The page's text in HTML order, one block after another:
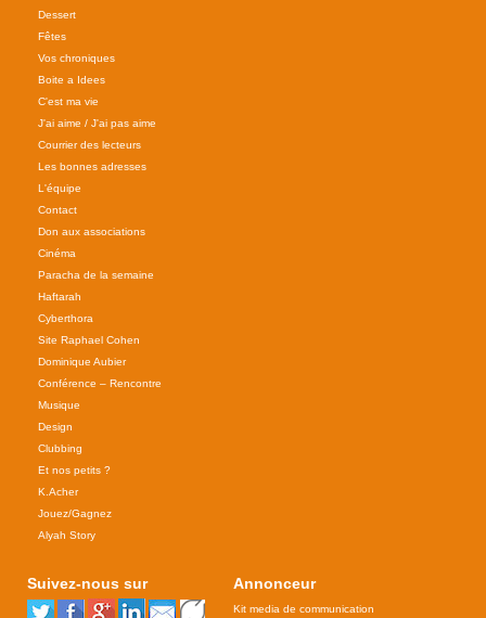
Dessert
Fêtes
Vos chroniques
Boite a Idees
C'est ma vie
J'ai aime / J'ai pas aime
Courrier des lecteurs
Les bonnes adresses
L'équipe
Contact
Don aux associations
Cinéma
Paracha de la semaine
Haftarah
Cyberthora
Site Raphael Cohen
Dominique Aubier
Conférence – Rencontre
Musique
Design
Clubbing
Et nos petits ?
K.Acher
Jouez/Gagnez
Alyah Story
Suivez-nous sur Annonceur
Kit media de communication